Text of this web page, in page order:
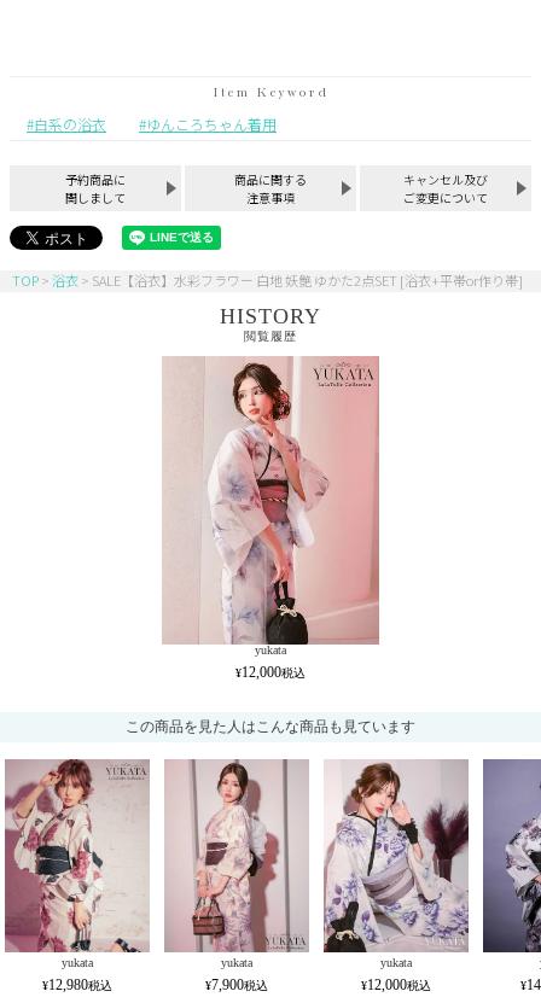
白系の浴衣 ゆんころちゃん着用
予約商品に
関しまして
商品に関する
注意事項
キャンセル及び
ご変更について
TOP 浴衣 SALE【浴衣】水彩フラワー 白地 妖艶 ゆかた2点SET [浴衣+平帯or作り帯]
HISTORY
閲覧履歴
yukata
12,000
この商品を見た人はこんな商品も見ています
yukata
12,980
yukata
7,900
yukata
12,000